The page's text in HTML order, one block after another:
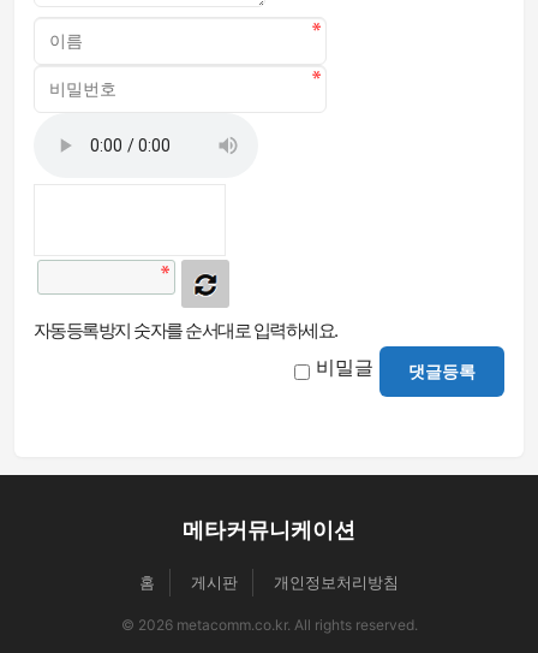
자동등록방지 숫자를 순서대로 입력하세요.
비밀글 댓글등록
메타커뮤니케이션
홈 게시판 개인정보처리방침
© 2026 metacomm.co.kr. All rights reserved.